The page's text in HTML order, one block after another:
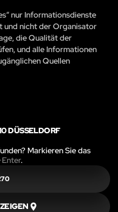
nur Informationsdienste
und nicht der Organisator
die Qualität der
und alle Informationen
Quellen
DÜSSELDORF
Markieren Sie das
.